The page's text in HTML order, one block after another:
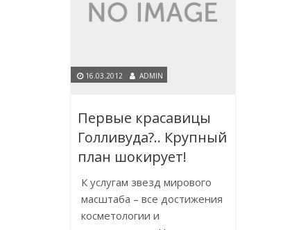
16.03.2012 ADMIN
Первые красавицы
Голливуда?.. Крупный
план шокирует!
К услугам звезд мирового
масштаба – все достижения
косметологии и